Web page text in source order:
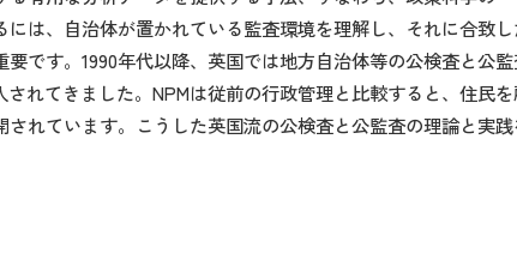
は、自治体が置かれている監査環境を理解し、それに合致
です。1990年代以降、英国では地方自治体等の公検査と公
れてきました。NPMは従前の行政管理と比較すると、住民
れています。こうした英国流の公検査と公監査の理論と実